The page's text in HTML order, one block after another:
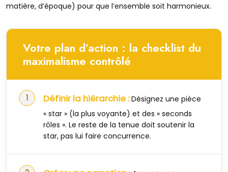
matière, d’époque) pour que l’ensemble soit harmonieux.
Votre plan d’action : la checklist du
maximalisme contrôlé
Définir la hiérarchie :Désignez une pièce
« star » (la plus voyante) et des « seconds
rôles ». Le reste de la tenue doit soutenir la
star, pas lui faire concurrence.